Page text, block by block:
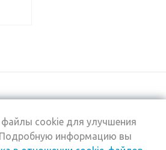
cookie для улучшения
Подробную информацию вы